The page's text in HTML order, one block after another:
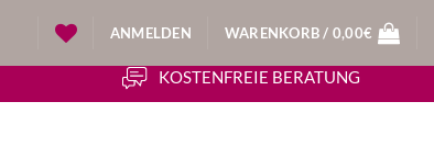
ANMELDEN WARENKORB / 0,00€
KOSTENFREIE BERATUNG